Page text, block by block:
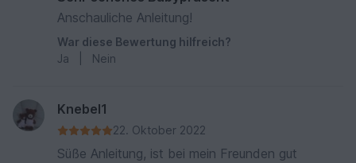
Anschauliche Anleitung!
War diese Bewertung hilfreich?
Ja
Nein
Knebel1
22. Oktober 2022
Süße Anleitung, ist bei mein Freunden gut